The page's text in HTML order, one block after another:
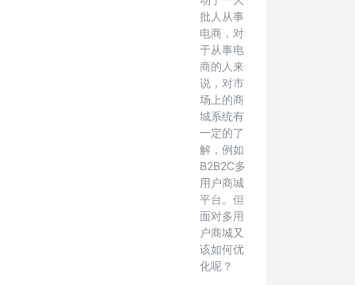
批人从事
电商，对
于从事电
商的人来
说，对市
场上的商
城系统有
一定的了
解，例如
B2B2C多
用户商城
平台。但
面对多用
户商城又
该如何优
化呢？